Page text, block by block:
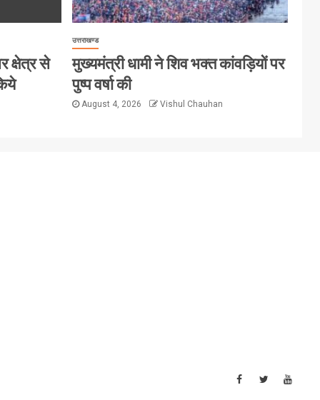
क्षेत्र से
उत्तराखण्ड
मुख्यमंत्री धामी ने शिव भक्त कांवड़ियों पर
पुष्प वर्षा की
August 4, 2026 Vishul Chauhan